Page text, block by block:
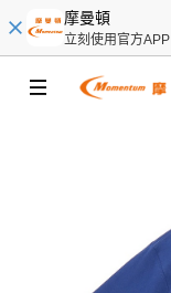
摩曼頓
立刻使用官方APP